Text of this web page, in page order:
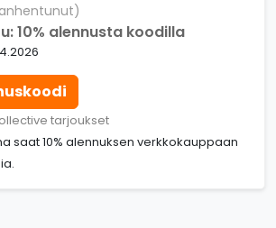
10% alennusta koodilla
tarjoukset
saat 10% alennuksen verkkokauppaan